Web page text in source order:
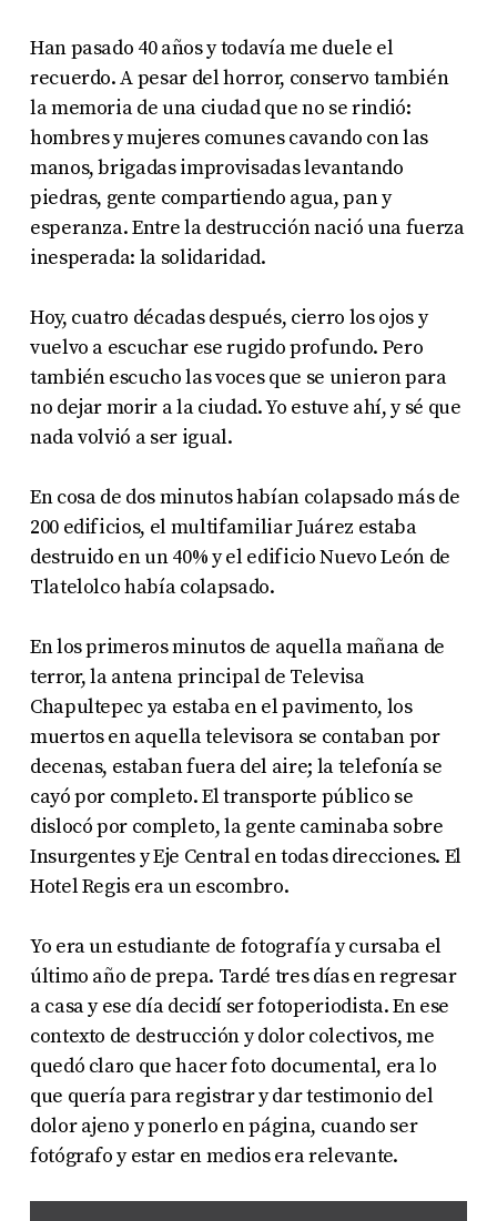
Han pasado 40 años y todavía me duele el
recuerdo. A pesar del horror, conservo también
la memoria de una ciudad que no se rindió:
hombres y mujeres comunes cavando con las
manos, brigadas improvisadas levantando
piedras, gente compartiendo agua, pan y
esperanza. Entre la destrucción nació una fuerza
inesperada: la solidaridad.
Hoy, cuatro décadas después, cierro los ojos y
vuelvo a escuchar ese rugido profundo. Pero
también escucho las voces que se unieron para
no dejar morir a la ciudad. Yo estuve ahí, y sé que
nada volvió a ser igual.
En cosa de dos minutos habían colapsado más de
200 edificios, el multifamiliar Juárez estaba
destruido en un 40% y el edificio Nuevo León de
Tlatelolco había colapsado.
En los primeros minutos de aquella mañana de
terror, la antena principal de Televisa
Chapultepec ya estaba en el pavimento, los
muertos en aquella televisora se contaban por
decenas, estaban fuera del aire; la telefonía se
cayó por completo. El transporte público se
dislocó por completo, la gente caminaba sobre
Insurgentes y Eje Central en todas direcciones. El
Hotel Regis era un escombro.
Yo era un estudiante de fotografía y cursaba el
último año de prepa. Tardé tres días en regresar
a casa y ese día decidí ser fotoperiodista. En ese
contexto de destrucción y dolor colectivos, me
quedó claro que hacer foto documental, era lo
que quería para registrar y dar testimonio del
dolor ajeno y ponerlo en página, cuando ser
fotógrafo y estar en medios era relevante.